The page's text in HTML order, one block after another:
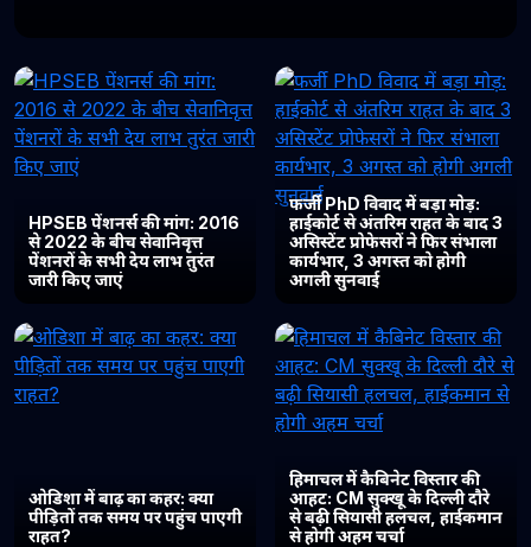
HPSEB पेंशनर्स की मांग: 2016
से 2022 के बीच सेवानिवृत्त
पेंशनरों के सभी देय लाभ तुरंत
जारी किए जाएं
फर्जी PhD विवाद में बड़ा मोड़:
हाईकोर्ट से अंतरिम राहत के बाद 3
असिस्टेंट प्रोफेसरों ने फिर संभाला
कार्यभार, 3 अगस्त को होगी
अगली सुनवाई
ओडिशा में बाढ़ का कहर: क्या
पीड़ितों तक समय पर पहुंच पाएगी
राहत?
हिमाचल में कैबिनेट विस्तार की
आहट: CM सुक्खू के दिल्ली दौरे
से बढ़ी सियासी हलचल, हाईकमान
से होगी अहम चर्चा